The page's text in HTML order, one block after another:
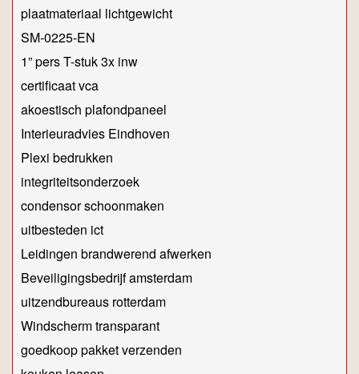
plaatmateriaal lichtgewicht
SM-0225-EN
1” pers T-stuk 3x inw
certificaat vca
akoestisch plafondpaneel
Interieuradvies Eindhoven
Plexi bedrukken
integriteitsonderzoek
condensor schoonmaken
uitbesteden ict
Leidingen brandwerend afwerken
Beveiligingsbedrijf amsterdam
uitzendbureaus rotterdam
Windscherm transparant
goedkoop pakket verzenden